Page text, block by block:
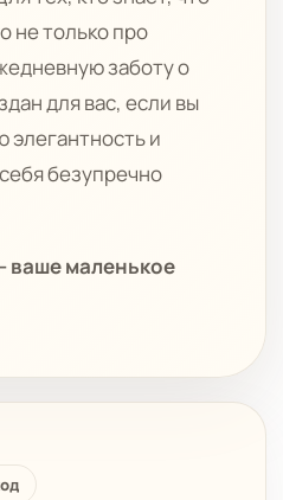
не только про
заботу о
для вас, если вы
элегантность и
безупречно
ваше маленькое